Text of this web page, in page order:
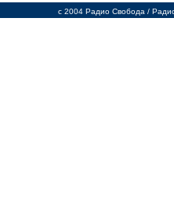
c 2004 Радио Свобода /